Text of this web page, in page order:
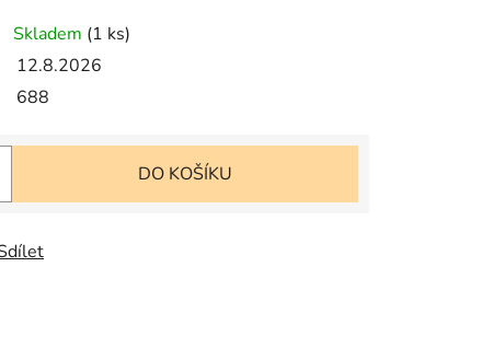
Skladem (1 ks)
12.8.2026
688
DO KOŠÍKU